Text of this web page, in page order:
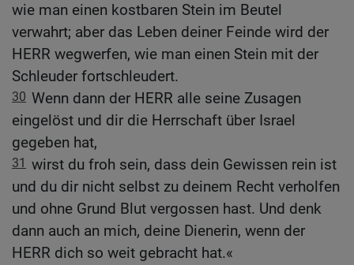
wie man einen kostbaren Stein im Beutel
verwahrt; aber das Leben deiner Feinde wird der
HERR wegwerfen, wie man einen Stein mit der
Schleuder fortschleudert.
30 Wenn dann der HERR alle seine Zusagen
eingelöst und dir die Herrschaft über Israel
gegeben hat,
31 wirst du froh sein, dass dein Gewissen rein ist
und du dir nicht selbst zu deinem Recht verholfen
und ohne Grund Blut vergossen hast. Und denk
dann auch an mich, deine Dienerin, wenn der
HERR dich so weit gebracht hat.«